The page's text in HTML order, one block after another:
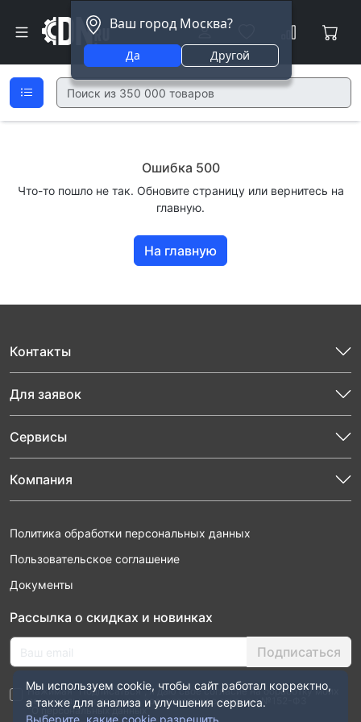
Ваш город Москва?
Да Другой
Ошибка 500
Что-то пошло не так. Обновите страницу или вернитесь на
главную.
На главную
Контакты
Для заявок
Сервисы
Компания
Политика обработки персональных данных
Пользовательское соглашение
Документы
Рассылка о скидках и новинках
Подписаться
Нажимая “Подписаться”, я даю свое согласие на обработку моих
персональных данных в соответствии с законом №152-ФЗ
“О персональных данных”
Мы используем cookie, чтобы сайт работал корректно,
а также для анализа и улучшения сервиса.
Выберите, какие cookie разрешить